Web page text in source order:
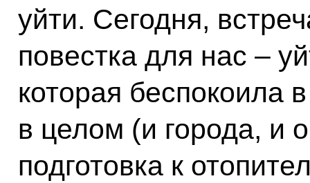
уйти. Сегодня,
повестка для нас –
которая беспокоила
в целом (и города, и
подготовка к